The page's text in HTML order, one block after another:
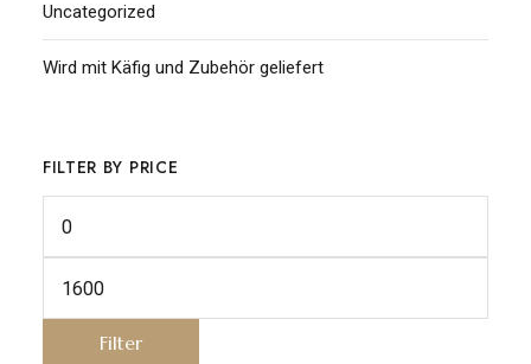
Uncategorized
Wird mit Käfig und Zubehör geliefert
FILTER BY PRICE
Filter